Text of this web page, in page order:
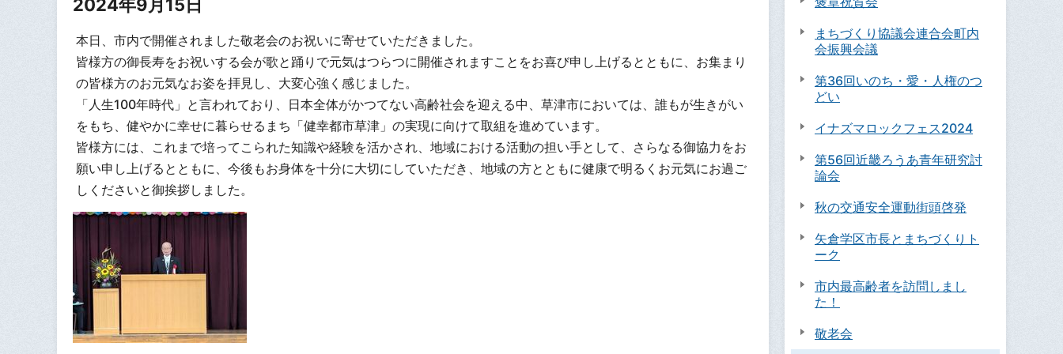
2024年9月15日
本日、市内で開催されました敬老会のお祝いに寄せていただきました。
皆様方の御長寿をお祝いする会が歌と踊りで元気はつらつに開催されますことをお喜び申し上げるとともに、お集まり
の皆様方のお元気なお姿を拝見し、大変心強く感じました。
「人生100年時代」と言われており、日本全体がかつてない高齢社会を迎える中、草津市においては、誰もが生きがい
をもち、健やかに幸せに暮らせるまち「健幸都市草津」の実現に向けて取組を進めています。
皆様方には、これまで培ってこられた知識や経験を活かされ、地域における活動の担い手として、さらなる御協力をお
願い申し上げるとともに、今後もお身体を十分に大切にしていただき、地域の方とともに健康で明るくお元気にお過ご
しくださいと御挨拶しました。
まちづくり協議会連合会町内
会振興会議
第36回いのち・愛・人権のつ
どい
イナズマロックフェス2024
第56回近畿ろうあ青年研究討
論会
秋の交通安全運動街頭啓発
矢倉学区市長とまちづくりト
ーク
市内最高齢者を訪問しまし
た！
敬老会